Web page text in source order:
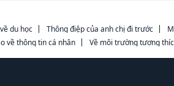
du học Thông điệp của anh chị đi trước
về thông tin cá nhân Về môi trường tương